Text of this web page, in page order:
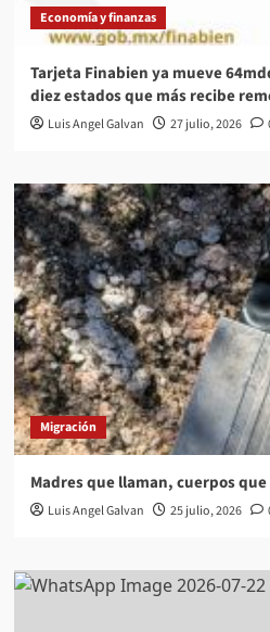
Economía y finanzas
Tarjeta Finabien ya mueve
diez estados que más recibe
Luis Angel Galvan 27 julio, 2026
Migración
Madres que llaman, cuerpos
Luis Angel Galvan 25 julio, 2026